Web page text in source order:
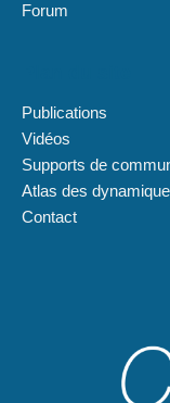
Forum
Publications
Vidéos
Supports de
Atlas des
Contact